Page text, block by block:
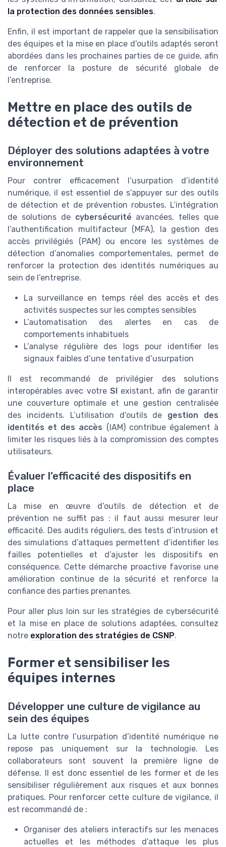
la protection des données sensibles.
Enfin, il est important de rappeler que la sensibilisation
des équipes et la mise en place d’outils adaptés seront
abordées dans les prochaines parties de ce guide, afin
de renforcer la posture de sécurité globale de
l’entreprise.
Mettre en place des outils de
détection et de prévention
Déployer des solutions adaptées à votre
environnement
Pour contrer efficacement l’usurpation d’identité
numérique, il est essentiel de s’appuyer sur des outils
de détection et de prévention robustes. L’intégration
de solutions de cybersécurité avancées, telles que
l’authentification multifacteur (MFA), la gestion des
accès privilégiés (PAM) ou encore les systèmes de
détection d’anomalies comportementales, permet de
renforcer la protection des identités numériques au
sein de l’entreprise.
La surveillance en temps réel des accès et des
activités suspectes sur les comptes sensibles
L’automatisation des alertes en cas de
comportements inhabituels
L’analyse régulière des logs pour identifier les
signaux faibles d’une tentative d’usurpation
Il est recommandé de privilégier des solutions
interopérables avec votre SIexistant, afin de garantir
une couverture optimale et une gestion centralisée
des incidents. L’utilisation d’outils de gestion des
identités et des accès (IAM) contribue également à
limiter les risques liés à la compromission des comptes
utilisateurs.
Évaluer l’efficacité des dispositifs en
place
La mise en œuvre d’outils de détection et de
prévention ne suffit pas : il faut aussi mesurer leur
efficacité. Des audits réguliers, des tests d’intrusion et
des simulations d’attaques permettent d’identifier les
failles potentielles et d’ajuster les dispositifs en
conséquence. Cette démarche proactive favorise une
amélioration continue de la sécurité et renforce la
confiance des parties prenantes.
Pour aller plus loin sur les stratégies de cybersécurité
et la mise en place de solutions adaptées, consultez
notre exploration des stratégies de CSNP.
Former et sensibiliser les
équipes internes
Développer une culture de vigilance au
sein des équipes
La lutte contre l’usurpation d’identité numérique ne
repose pas uniquement sur la technologie. Les
collaborateurs sont souvent la première ligne de
défense. Il est donc essentiel de les former et de les
sensibiliser régulièrement aux risques et aux bonnes
pratiques. Pour renforcer cette culture de vigilance, il
est recommandé de :
Organiser des ateliers interactifs sur les menaces
actuelles et les méthodes d’attaque les plus